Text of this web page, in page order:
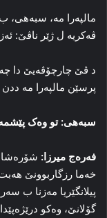
مالپەرا مە، سبەهی،
ڤەکریە ل ژێر ناڤێ:
د ڤێ چارچۆڤەیێ دا
پرسێن مالپەرا مە
سبەهی: تو وەک
فەرەج میرزا: شۆرەشا
خەما رزگاربوونێ
پیلانگێریا مەزنا ب
گۆلانێ، وەکو